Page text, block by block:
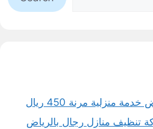
منزلية مرنة 450 ريال
تنظيف منازل رجال بالرياض